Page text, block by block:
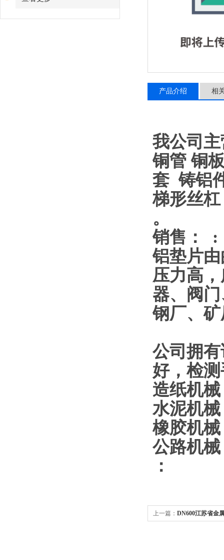
产品介绍 相
我公司
铜管 铜
套 铸铝
梯形丝
。
销售： :
铝垫片
压力高
器、阀
钢厂、
公司拥
好，检
造纸机
水泥机
橡胶机
公路机
：
上一篇： DN600江苏省金